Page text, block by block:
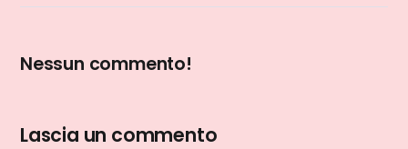
Nessun commento!
Lascia un commento